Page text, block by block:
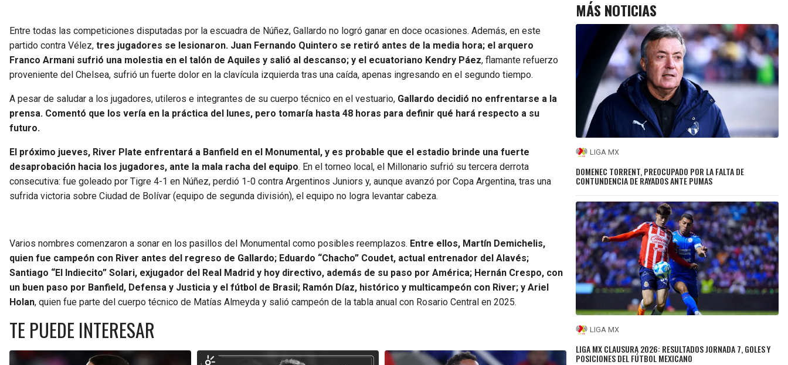
Entre todas las competiciones disputadas por la escuadra de Núñez, Gallardo no logró ganar en doce ocasiones. Además, en este
partido contra Vélez, tres jugadores se lesionaron. Juan Fernando Quintero se retiró antes de la media hora; el arquero
Franco Armani sufrió una molestia en el talón de Aquiles y salió al descanso; y el ecuatoriano Kendry Páez, flamante refuerzo
proveniente del Chelsea, sufrió un fuerte dolor en la clavícula izquierda tras una caída, apenas ingresando en el segundo tiempo.
A pesar de saludar a los jugadores, utileros e integrantes de su cuerpo técnico en el vestuario, Gallardo decidió no enfrentarse a la
prensa. Comentó que los vería en la práctica del lunes, pero tomaría hasta 48 horas para definir qué hará respecto a su
futuro.
El próximo jueves, River Plate enfrentará a Banfield en el Monumental, y es probable que el estadio brinde una fuerte
desaprobación hacia los jugadores, ante la mala racha del equipo. En el torneo local, el Millonario sufrió su tercera derrota
consecutiva: fue goleado por Tigre 4-1 en Núñez, perdió 1-0 contra Argentinos Juniors y, aunque avanzó por Copa Argentina, tras una
sufrida victoria sobre Ciudad de Bolívar (equipo de segunda división), el equipo no logra levantar cabeza.
Varios nombres comenzaron a sonar en los pasillos del Monumental como posibles reemplazos. Entre ellos, Martín Demichelis,
quien fue campeón con River antes del regreso de Gallardo; Eduardo “Chacho” Coudet, actual entrenador del Alavés;
Santiago “El Indiecito” Solari, exjugador del Real Madrid y hoy directivo, además de su paso por América; Hernán Crespo, con
un buen paso por Banfield, Defensa y Justicia y el fútbol de Brasil; Ramón Díaz, histórico y multicampeón con River; y Ariel
Holan, quien fue parte del cuerpo técnico de Matías Almeyda y salió campeón de la tabla anual con Rosario Central en 2025.
TE PUEDE INTERESAR
MÁS NOTICIAS
LIGA MX
DOMENEC TORRENT, PREOCUPADO POR LA FALTA DE
CONTUNDENCIA DE RAYADOS ANTE PUMAS
LIGA MX
LIGA MX CLAUSURA 2026: RESULTADOS JORNADA 7, GOLES Y
POSICIONES DEL FÚTBOL MEXICANO